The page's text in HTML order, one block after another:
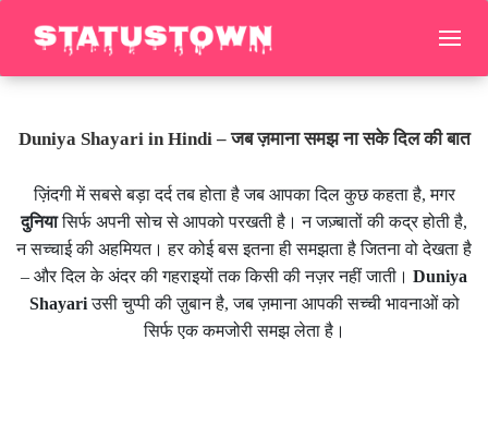
Duniya Shayari in Hindi – जब ज़माना समझ ना सके दिल की बात
ज़िंदगी में सबसे बड़ा दर्द तब होता है जब आपका दिल कुछ कहता है, मगर
दुनियासिर्फ अपनी सोच से आपको परखती है। न जज़्बातों की कद्र होती है,
न सच्चाई की अहमियत। हर कोई बस इतना ही समझता है जितना वो देखता है
– और दिल के अंदर की गहराइयों तक किसी की नज़र नहीं जाती। Duniya
Shayariउसी चुप्पी की ज़ुबान है, जब ज़माना आपकी सच्ची भावनाओं को
सिर्फ एक कमजोरी समझ लेता है।